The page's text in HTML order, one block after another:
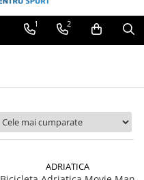
1 2
ADRIATICA